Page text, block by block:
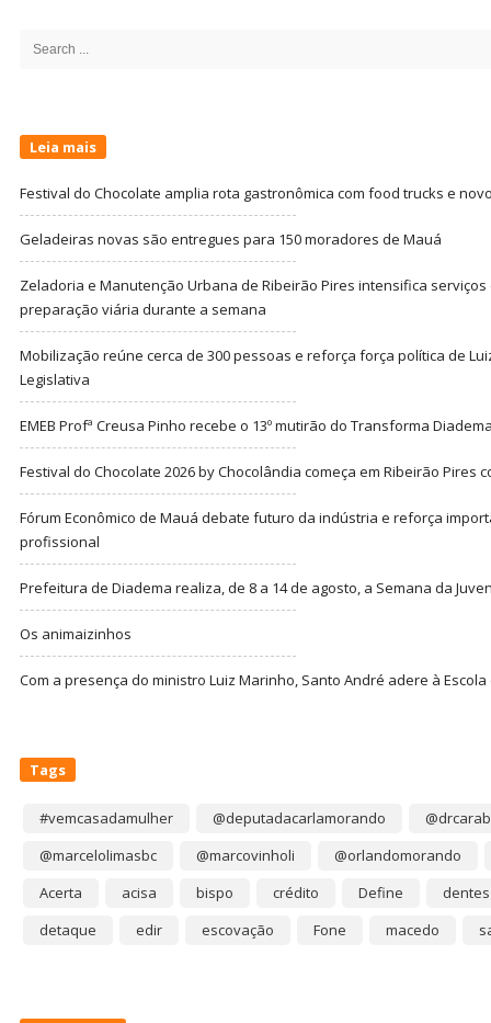
Search
Leia mais
Festival do Chocolate amplia rota gastronômica com food trucks e
Geladeiras novas são entregues para 150 moradores de Mauá
Zeladoria e Manutenção Urbana de Ribeirão Pires intensifica
preparação viária durante a semana
Mobilização reúne cerca de 300 pessoas e reforça força política de
Legislativa
EMEB Profª Creusa Pinho recebe o 13º mutirão do Transforma
Festival do Chocolate 2026 by Chocolândia começa em Ribeirão Pires
Fórum Econômico de Mauá debate futuro da indústria e reforça
profissional
Prefeitura de Diadema realiza, de 8 a 14 de agosto, a Semana da
Os animaizinhos
Com a presença do ministro Luiz Marinho, Santo André adere à
Tags
#vemcasadamulher @deputadacarlamorando
@marcelolimasbc
@marcovinholi
@orlandomorando
Acerta
acisa bispo crédito Define
dentes
detaque
edir escovação Fone macedo